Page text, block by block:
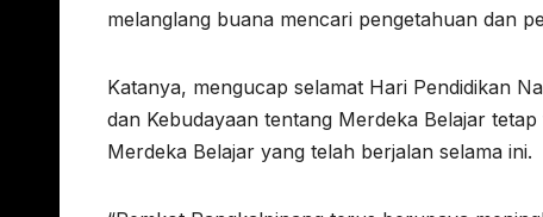
melanglang buana mencari pengetahuan dan
Katanya, mengucap selamat Hari Pendidikan
dan Kebudayaan tentang Merdeka Belajar
Merdeka Belajar yang telah berjalan selama ini.